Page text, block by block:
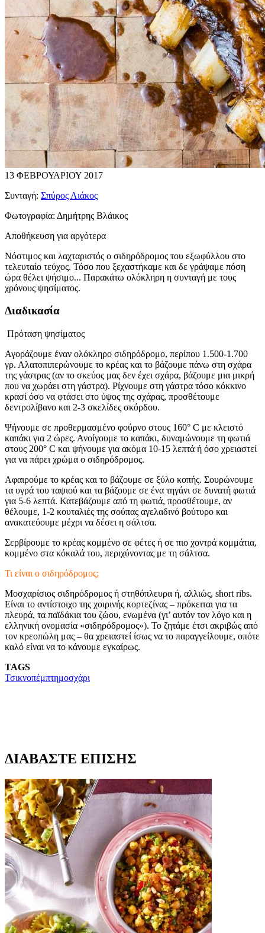
13 ΦΕΒΡΟΥΑΡΙΟΥ 2017
Συνταγή: Σπύρος Λιάκος
Φωτογραφία: Δημήτρης Βλάικος
Αποθήκευση για αργότερα
Νόστιμος και λαχταριστός ο σιδηρόδρομος του εξωφύλλου στο
τελευταίο τεύχος. Τόσο που ξεχαστήκαμε και δε γράψαμε πόση
ώρα θέλει ψήσιμο... Παρακάτω ολόκληρη η συνταγή με τους
χρόνους ψησίματος.
Διαδικασία
Πρόταση ψησίματος
Αγοράζουμε έναν ολόκληρο σιδηρόδρομο, περίπου 1.500-1.700
γρ. Αλατοπιπερώνουμε το κρέας και το βάζουμε πάνω στη σχάρα
της γάστρας (αν το σκεύος μας δεν έχει σχάρα, βάζουμε μια μικρή
που να χωράει στη γάστρα). Ρίχνουμε στη γάστρα τόσο κόκκινο
κρασί όσο να φτάσει στο ύψος της σχάρας, προσθέτουμε
δεντρολίβανο και 2-3 σκελίδες σκόρδου.
Ψήνουμε σε προθερμασμένο φούρνο στους 160° C με κλειστό
καπάκι για 2 ώρες. Ανοίγουμε το καπάκι, δυναμώνουμε τη φωτιά
στους 200° C και ψήνουμε για ακόμα 10-15 λεπτά ή όσο χρειαστεί
για να πάρει χρώμα ο σιδηρόδρομος.
Αφαιρούμε το κρέας και το βάζουμε σε ξύλο κοπής. Σουρώνουμε
τα υγρά του ταψιού και τα βάζουμε σε ένα τηγάνι σε δυνατή φωτιά
για 5-6 λεπτά. Κατεβάζουμε από τη φωτιά, προσθέτουμε, αν
θέλουμε, 1-2 κουταλιές της σούπας αγελαδινό βούτυρο και
ανακατεύουμε μέχρι να δέσει η σάλτσα.
Σερβίρουμε το κρέας κομμένο σε φέτες ή σε πιο χοντρά κομμάτια,
κομμένο στα κόκαλά του, περιχύνοντας με τη σάλτσα.
Τι είναι ο σιδηρόδρομος;
Μοσχαρίσιος σιδηρόδρομος ή στηθόπλευρα ή, αλλιώς, short ribs.
Είναι το αντίστοιχο της χοιρινής κορτεζίνας – πρόκειται για τα
πλευρά, τα παϊδάκια του ζώου, ενωμένα (γι’ αυτόν τον λόγο και η
ελληνική ονομασία «σιδηρόδρομος»). Το ζητάμε έτσι ακριβώς από
τον κρεοπώλη μας – θα χρειαστεί ίσως να το παραγγείλουμε, οπότε
καλό είναι να το κάνουμε εγκαίρως.
TAGS
Τσικνοπέμπτημοσχάρι
ΔΙΑΒΑΣΤΕ ΕΠΙΣΗΣ